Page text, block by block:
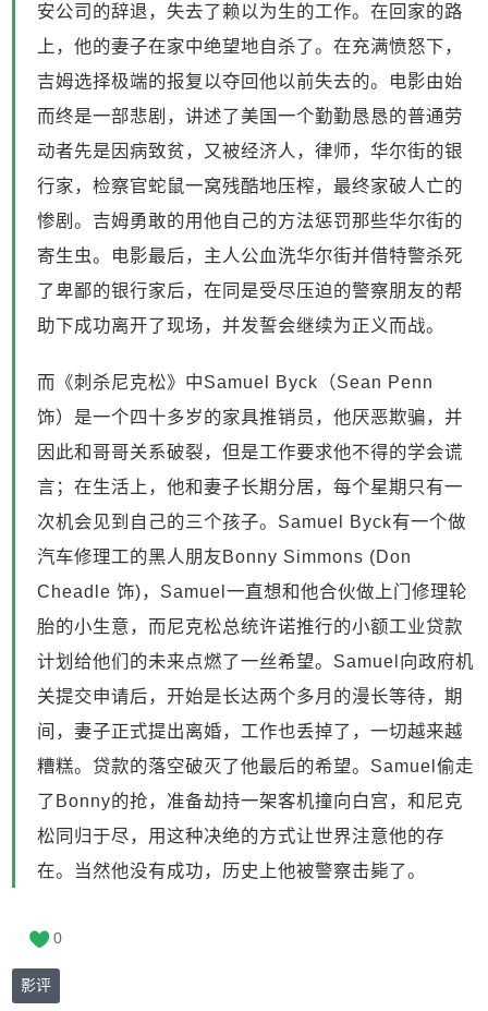
安公司的辞退，失去了赖以为生的工作。在回家的路
上，他的妻子在家中绝望地自杀了。在充满愤怒下，
吉姆选择极端的报复以夺回他以前失去的。电影由始
而终是一部悲剧，讲述了美国一个勤勤恳恳的普通劳
动者先是因病致贫，又被经济人，律师，华尔街的银
行家，检察官蛇鼠一窝残酷地压榨，最终家破人亡的
惨剧。吉姆勇敢的用他自己的方法惩罚那些华尔街的
寄生虫。电影最后，主人公血洗华尔街并借特警杀死
了卑鄙的银行家后，在同是受尽压迫的警察朋友的帮
助下成功离开了现场，并发誓会继续为正义而战。
而《刺杀尼克松》中Samuel Byck（Sean Penn
饰）是一个四十多岁的家具推销员，他厌恶欺骗，并
因此和哥哥关系破裂，但是工作要求他不得的学会谎
言；在生活上，他和妻子长期分居，每个星期只有一
次机会见到自己的三个孩子。Samuel Byck有一个做
汽车修理工的黑人朋友Bonny Simmons (Don
Cheadle 饰)，Samuel一直想和他合伙做上门修理轮
胎的小生意，而尼克松总统许诺推行的小额工业贷款
计划给他们的未来点燃了一丝希望。Samuel向政府机
关提交申请后，开始是长达两个多月的漫长等待，期
间，妻子正式提出离婚，工作也丢掉了，一切越来越
糟糕。贷款的落空破灭了他最后的希望。Samuel偷走
了Bonny的抢，准备劫持一架客机撞向白宫，和尼克
松同归于尽，用这种决绝的方式让世界注意他的存
在。当然他没有成功，历史上他被警察击毙了。
0
影评